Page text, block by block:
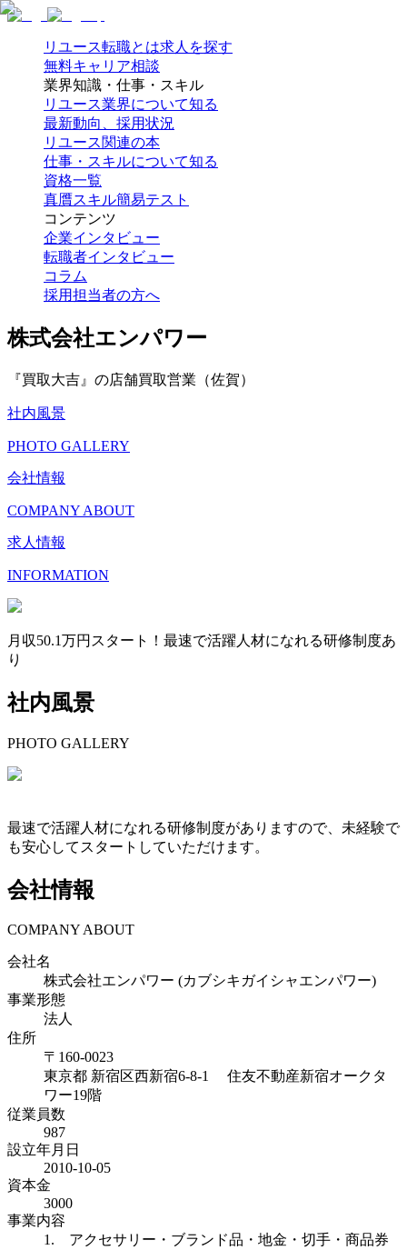
リユース転職とは求人を探す
無料キャリア相談
業界知識・仕事・スキル
リユース業界について知る
最新動向、採用状況
リユース関連の本
仕事・スキルについて知る
資格一覧
真贋スキル簡易テスト
コンテンツ
企業インタビュー
転職者インタビュー
コラム
採用担当者の方へ
株式会社エンパワー
『買取大吉』の店舗買取営業（佐賀）
社内風景
PHOTO GALLERY
会社情報
COMPANY ABOUT
求人情報
INFORMATION
月収50.1万円スタート！最速で活躍人材になれる研修制度あ
り
社内風景
PHOTO GALLERY
最速で活躍人材になれる研修制度がありますので、未経験で
も安心してスタートしていただけます。
会社情報
COMPANY ABOUT
会社名
株式会社エンパワー (カブシキガイシャエンパワー)
事業形態
法人
住所
〒 160-0023
東京都 新宿区西新宿6-8-1 住友不動産新宿オークタ
ワー19階
従業員数
987
設立年月日
2010-10-05
資本金
3000
事業内容
1. アクセサリー・ブランド品・地金・切手・商品券